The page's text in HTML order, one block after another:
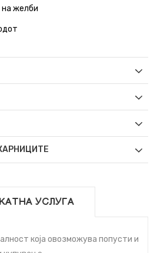
на желби
УСЛУГА
која овозможува попусти и